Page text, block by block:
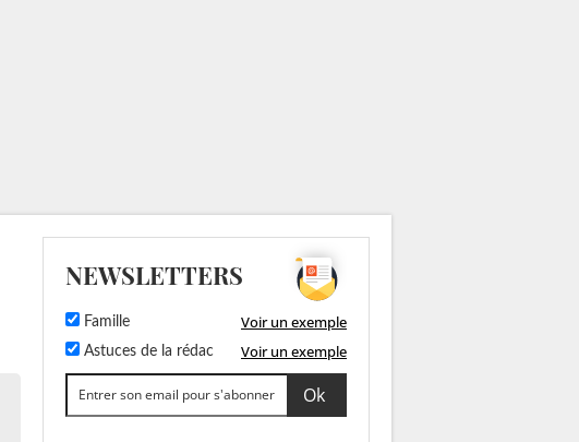
NEWSLETTERS
Famille Voir un exemple
Astuces de la rédac Voir un exemple